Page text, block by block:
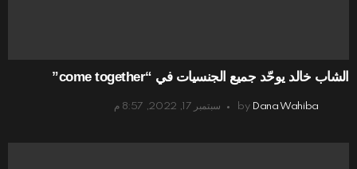
الشاب خالد يوحّد جميع الجنسيات في “come together”
by Dana Wahiba سبتمبر 17, 2022, 8:57 م